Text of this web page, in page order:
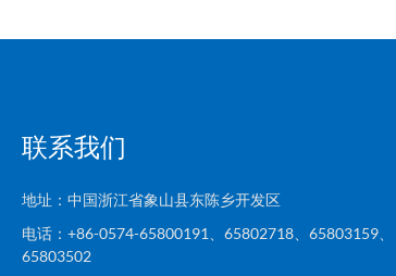
联系我们
地址：中国浙江省象山县东陈乡开发区
电话：+86-0574-65800191、65802718、65803159、
65803502